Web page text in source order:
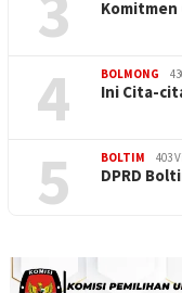
Komitmen
4 BOLMONG
Ini Cita-
5 BOLTIM 403
DPRD